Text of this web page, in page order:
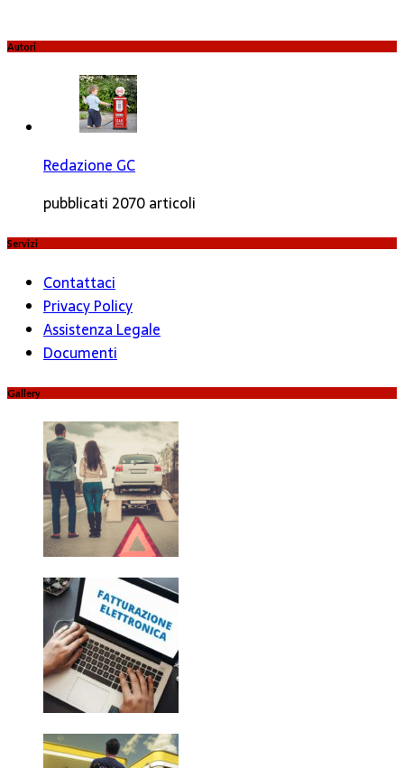
Autori
Redazione GC
pubblicati 2070 articoli
Servizi
Contattaci
Privacy Policy
Assistenza Legale
Documenti
Gallery